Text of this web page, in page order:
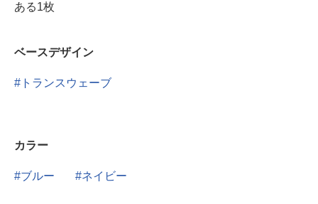
ある1枚
ベースデザイン
トランスウェーブ
カラー
ブルー ネイビー